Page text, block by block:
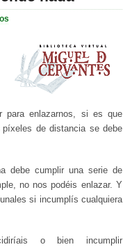
para enlazarnos, si es que
de distancia se debe
debe cumplir una serie de
no nos podéis enlazar. Y
si incumplís cualquiera
o bien incumplir